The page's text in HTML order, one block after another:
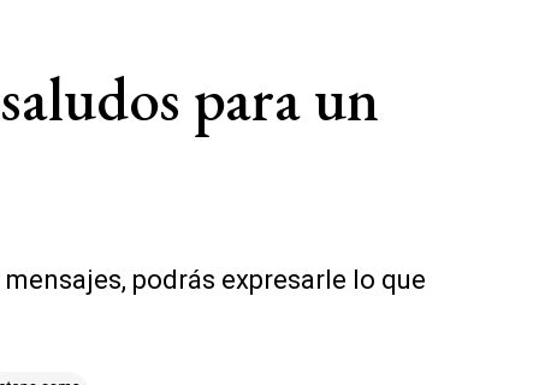
para un
podrás expresarle lo que